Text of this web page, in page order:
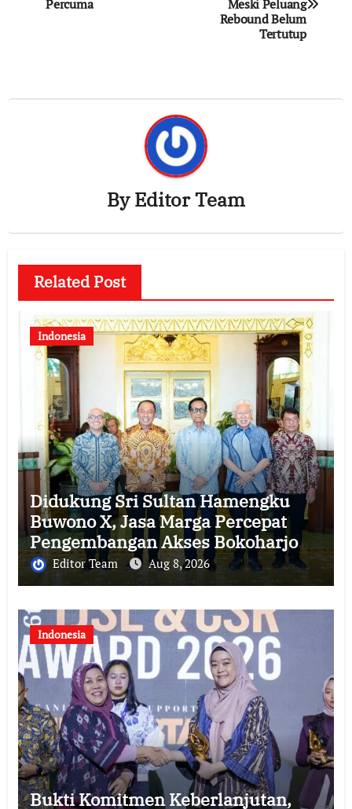
Percuma
Meski Peluang
Rebound Belum
Tertutup
ByEditor Team
Related Post
Indonesia
Didukung Sri Sultan Hamengku
Buwono X, Jasa Marga Percepat
Pengembangan Akses Bokoharjo
Tol Jogja-Solo untuk Dukung
Konektivitas DIY
Editor Team Aug 8, 2026
Indonesia
Bukti Komitmen Keberlanjutan,